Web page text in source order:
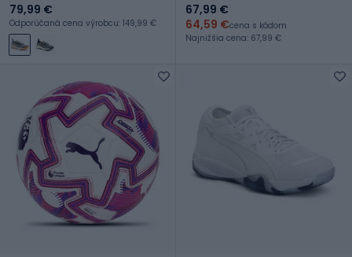
79,99 €
Odporúčaná cena výrobcu: 149,99 €
67,99 €
64,59 €cena s kódom
Najnižšia cena: 67,99 €